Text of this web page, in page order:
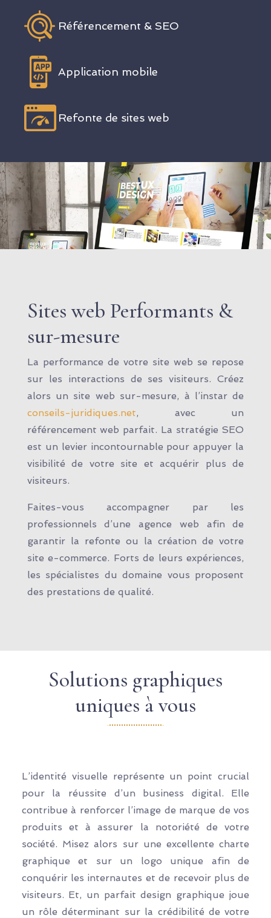
Référencement & SEO
Application mobile
Refonte de sites web
Sites web Performants &
sur-mesure
La performance de votre site web se repose
sur les interactions de ses visiteurs. Créez
alors un site web sur-mesure, à l’instar de
conseils-juridiques.net, avec un
référencement web parfait. La stratégie SEO
est un levier incontournable pour appuyer la
visibilité de votre site et acquérir plus de
visiteurs.
Faites-vous accompagner par les
professionnels d’une agence web afin de
garantir la refonte ou la création de votre
site e-commerce. Forts de leurs expériences,
les spécialistes du domaine vous proposent
des prestations de qualité.
Solutions graphiques
uniques à vous
L’identité visuelle représente un point crucial
pour la réussite d’un business digital. Elle
contribue à renforcer l’image de marque de vos
produits et à assurer la notoriété de votre
société. Misez alors sur une excellente charte
graphique et sur un logo unique afin de
conquérir les internautes et de recevoir plus de
visiteurs. Et, un parfait design graphique joue
un rôle déterminant sur la crédibilité de votre